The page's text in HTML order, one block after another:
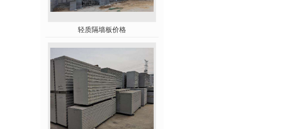
轻质隔墙板价格